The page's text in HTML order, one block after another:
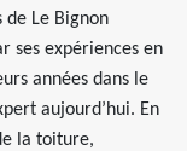
Le Bignon
ses expériences en
années dans le
aujourd’hui. En
la toiture,